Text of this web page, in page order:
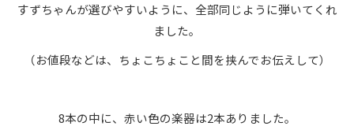
すずちゃんが選びやすいように、全部同じように弾いてくれ
ました。
（お値段などは、ちょこちょこと間を挟んでお伝えして）
8本の中に、赤い色の楽器は2本ありました。